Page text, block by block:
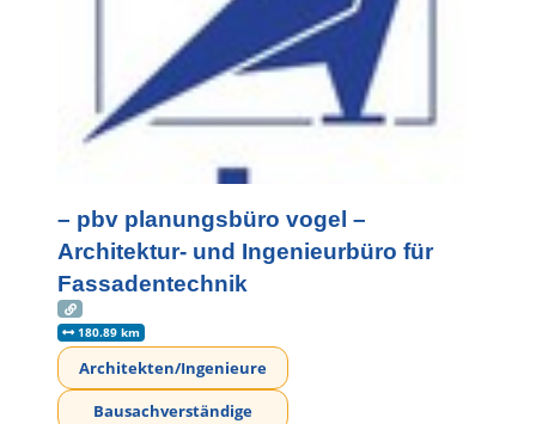
– pbv planungsbüro vogel –
Architektur- und Ingenieurbüro für
Fassadentechnik
180.89 km
Architekten/Ingenieure
Bausachverständige